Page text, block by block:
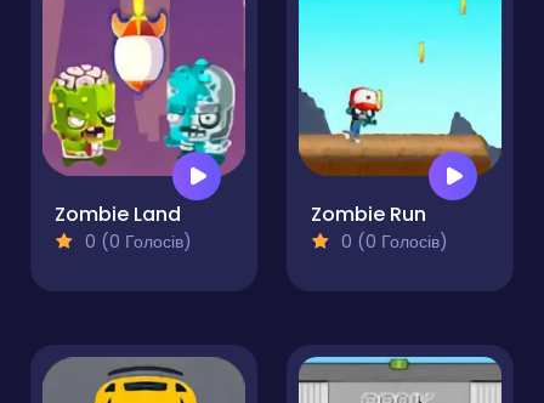
Zombie Land
0 (0 Голосів)
Zombie Run
0 (0 Голосів)